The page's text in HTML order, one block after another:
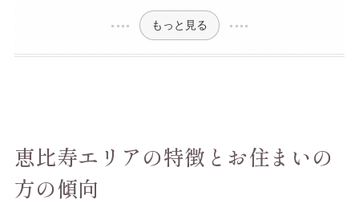
もっと見る
恵比寿エリアの特徴とお住まいの
方の傾向